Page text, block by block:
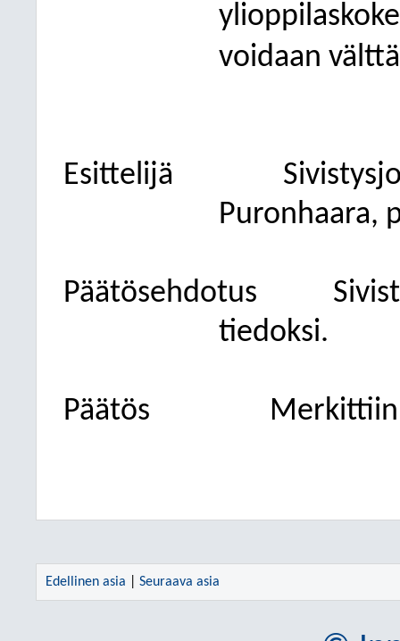
voidaan
Esittelijä
Puronhaara,
Päätösehdotus
tiedoksi.
Päätös
Edellinen asia Seuraava asia